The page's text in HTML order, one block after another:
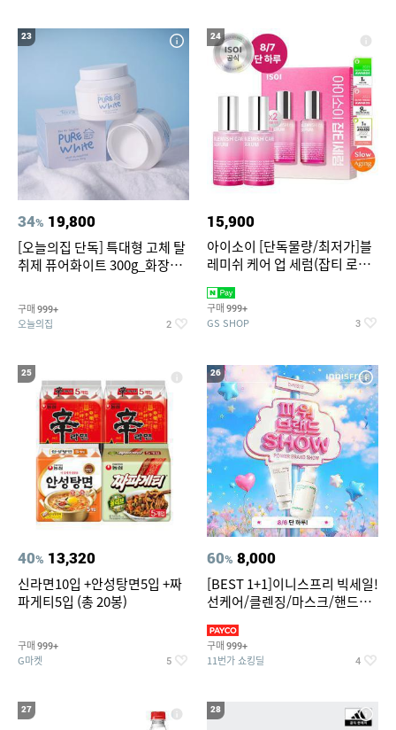
23
34% 19,800
[오늘의집 단독] 특대형 고체 탈
취제 퓨어화이트 300g_화장실
구매 999+
오늘의집 2
24
15,900
아이소이 [단독물량/최저가]블
레미쉬 케어 업 세럼(잡티 로즈
2027-04-24)
구매 999+
GS SHOP 3
25
40% 13,320
신라면10입 +안성탕면5입 +짜
파게티5입 (총 20봉)
구매 999+
G마켓 5
26
60% 8,000
[BEST 1+1]이니스프리 빅세일!
선케어/클렌징/마스크/핸드크
구매 999+
11번가 쇼킹딜 4
27 28